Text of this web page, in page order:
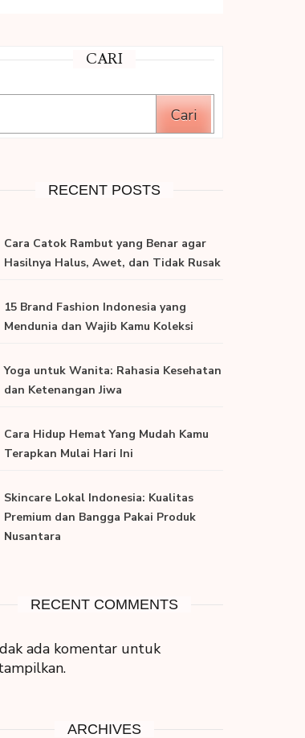
CARI
Cari
RECENT POSTS
Cara Catok Rambut yang Benar agar
Hasilnya Halus, Awet, dan Tidak Rusak
15 Brand Fashion Indonesia yang
Mendunia dan Wajib Kamu Koleksi
Yoga untuk Wanita: Rahasia Kesehatan
dan Ketenangan Jiwa
Cara Hidup Hemat Yang Mudah Kamu
Terapkan Mulai Hari Ini
Skincare Lokal Indonesia: Kualitas
Premium dan Bangga Pakai Produk
Nusantara
RECENT COMMENTS
ada komentar untuk
ARCHIVES